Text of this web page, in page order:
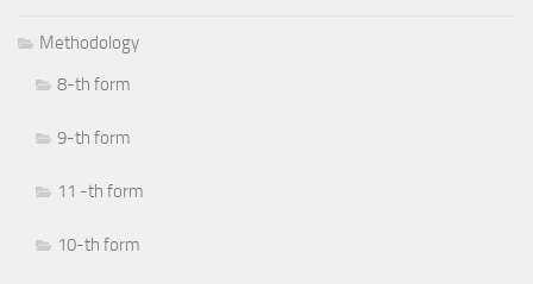
Methodology
8-th form
9-th form
11 -th form
10-th form